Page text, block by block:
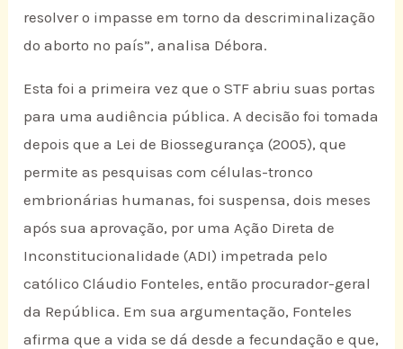
resolver o impasse em torno da descriminalização
do aborto no país”, analisa Débora.
Esta foi a primeira vez que o STF abriu suas portas
para uma audiência pública. A decisão foi tomada
depois que a Lei de Biossegurança (2005), que
permite as pesquisas com células-tronco
embrionárias humanas, foi suspensa, dois meses
após sua aprovação, por uma Ação Direta de
Inconstitucionalidade (ADI) impetrada pelo
católico Cláudio Fonteles, então procurador-geral
da República. Em sua argumentação, Fonteles
afirma que a vida se dá desde a fecundação e que,